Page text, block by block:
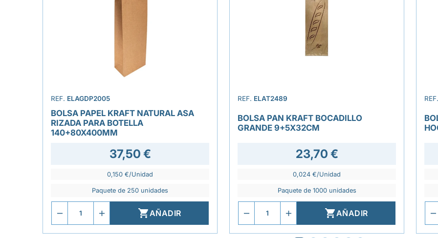
REF. ELAGDP2005
BOLSA PAPEL KRAFT NATURAL ASA
RIZADA PARA BOTELLA
140+80X400MM
37,50 €
0,150 €/Unidad
Paquete de 250 unidades
AÑADIR
REF. ELAT2489
BOLSA PAN KRAFT BOCADILLO
GRANDE 9+5X32CM
23,70 €
0,024 €/Unidad
Paquete de 1000 unidades
AÑADIR